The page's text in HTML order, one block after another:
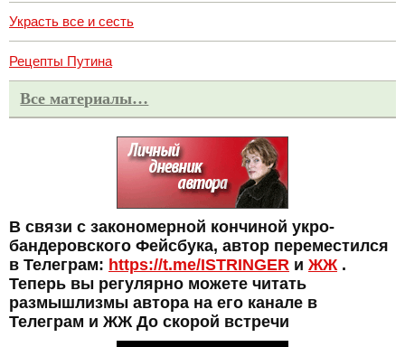
Украсть все и сесть
Рецепты Путина
Все материалы…
В связи с закономерной кончиной укро-
бандеровского Фейсбука, автор переместился
в Телеграм: https://t.me/ISTRINGER и ЖЖ .
Теперь вы регулярно можете читать
размышлизмы автора на его канале в
Телеграм и ЖЖ До скорой встречи